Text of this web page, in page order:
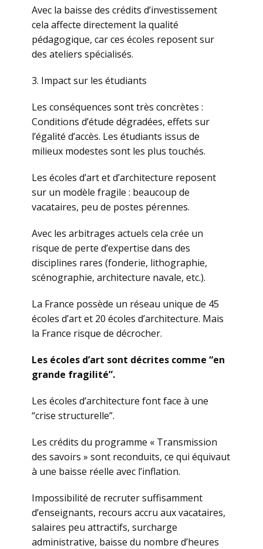
Avec la baisse des crédits d’investissement
cela affecte directement la qualité
pédagogique, car ces écoles reposent sur
des ateliers spécialisés.
3. Impact sur les étudiants
Les conséquences sont très concrètes :
Conditions d’étude dégradées, effets sur
l’égalité d’accès. Les étudiants issus de
milieux modestes sont les plus touchés.
Les écoles d’art et d’architecture reposent
sur un modèle fragile : beaucoup de
vacataires, peu de postes pérennes.
Avec les arbitrages actuels cela crée un
risque de perte d’expertise dans des
disciplines rares (fonderie, lithographie,
scénographie, architecture navale, etc.).
La France possède un réseau unique de 45
écoles d’art et 20 écoles d’architecture. Mais
la France risque de décrocher.
Les écoles d’art sont décrites comme “en
grande fragilité”.
Les écoles d’architecture font face à une
“crise structurelle”.
Les crédits du programme « Transmission
des savoirs » sont reconduits, ce qui équivaut
à une baisse réelle avec l’inflation.
Impossibilité de recruter suffisamment
d’enseignants, recours accru aux vacataires,
salaires peu attractifs, surcharge
administrative, baisse du nombre d’heures